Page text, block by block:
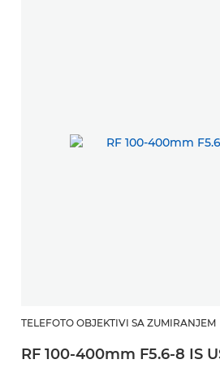
TELEFOTO OBJEKTIVI SA ZUMIRANJEM
RF 100-400mm F5.6-8 IS